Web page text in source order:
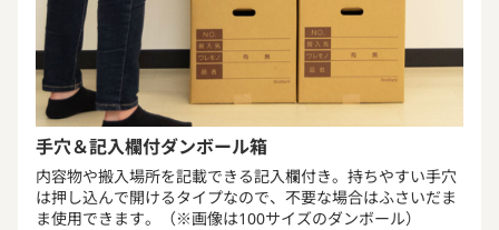
手穴＆記入欄付ダンボール箱
内容物や搬入場所を記載できる記入欄付き。持ちやすい手穴
は押し込んで開けるタイプなので、不要な場合はふさいだま
ま使用できます。（※画像は100サイズのダンボール）